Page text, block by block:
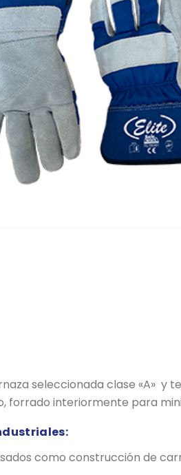
seleccionada clase «A» y
forrado interiormente para
como construcción de